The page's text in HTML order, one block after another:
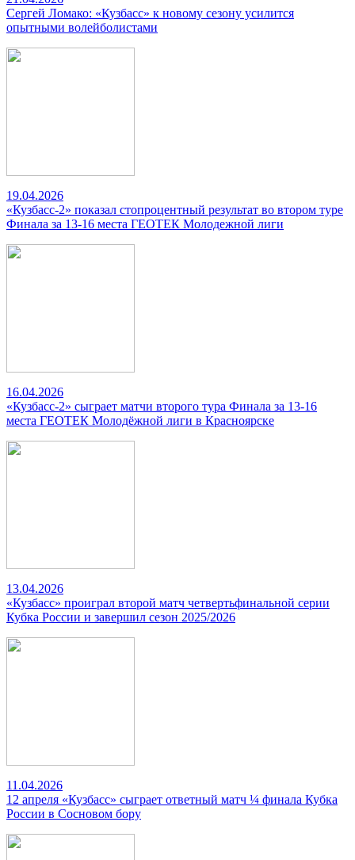
Сергей Ломако: «Кузбасс» к новому сезону усилится
опытными волейболистами
19.04.2026
«Кузбасс-2» показал стопроцентный результат во втором туре
Финала за 13-16 места ГЕОТЕК Молодежной лиги
16.04.2026
«Кузбасс-2» сыграет матчи второго тура Финала за 13-16
места ГЕОТЕК Молодёжной лиги в Красноярске
13.04.2026
«Кузбасс» проиграл второй матч четвертьфинальной серии
Кубка России и завершил сезон 2025/2026
11.04.2026
12 апреля «Кузбасс» сыграет ответный матч ¼ финала Кубка
России в Сосновом бору